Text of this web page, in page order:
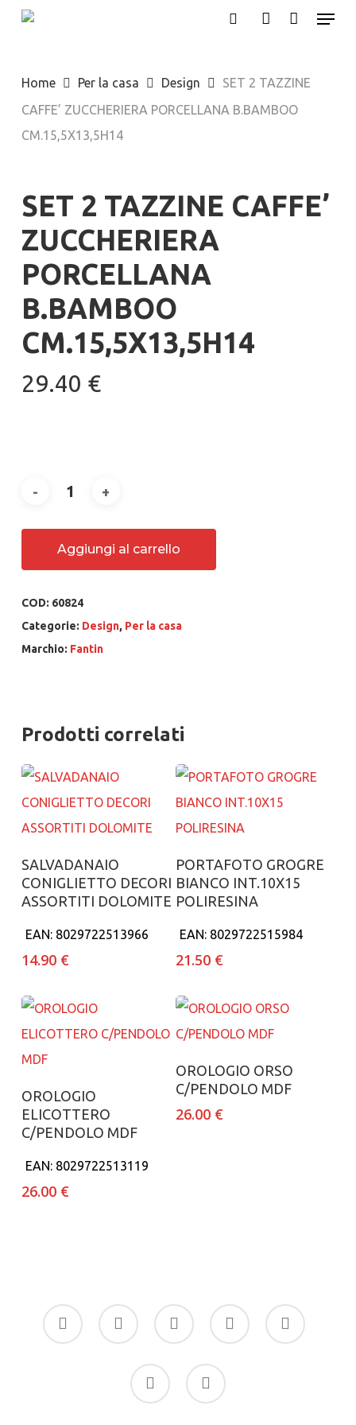
Skip
content
Menu
Home Per la casa Design
SET 2 TAZZINE
CAFFE’ ZUCCHERIERA PORCELLANA B.BAMBOO
CM.15,5X13,5H14
SET 2 TAZZINE CAFFE’
ZUCCHERIERA
PORCELLANA
B.BAMBOO
CM.15,5X13,5H14
29.40 €
Aggiungi al carrello
COD: 60824
Categorie: Design, Per la casa
Marchio: Fantin
Prodotti correlati
Aggiungi al carrello
SALVADANAIO
CONIGLIETTO DECORI
ASSORTITI DOLOMITE
EAN: 8029722513966
14.90 €
Aggiungi al carrello
PORTAFOTO GROGRE
BIANCO INT.10X15
POLIRESINA
EAN: 8029722515984
21.50 €
Aggiungi al carrello
OROLOGIO
ELICOTTERO
C/PENDOLO MDF
EAN: 8029722513119
26.00 €
Aggiungi al carrello
OROLOGIO ORSO
C/PENDOLO MDF
26.00 €
facebook
google-
plus
instagram whatsapp tiktok
phone email